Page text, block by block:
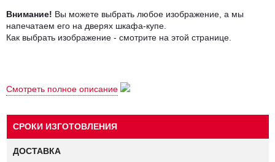
Внимание! Вы можете выбрать любое изображение, а мы
напечатаем его на дверях шкафа-купе.
Как выбрать изображение - смотрите на этой странице
широкой гамме цветовых и конструктивных решений.
Корпус шкафа-купе с фотопечатью
шкафов-купе
Смотреть полное описание
СРОКИ ИЗГОТОВЛЕНИЯ
ДОСТАВКА